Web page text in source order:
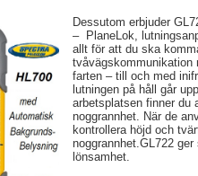
Dessutom erbjuder
– PlaneLok,
allt för att du ska
tvåvägskommunikation
farten – till och med
lutningen på håll går
arbetsplatsen finner du
noggrannhet. När de
kontrollera höjd och
noggrannhet.GL722
lönsamhet.